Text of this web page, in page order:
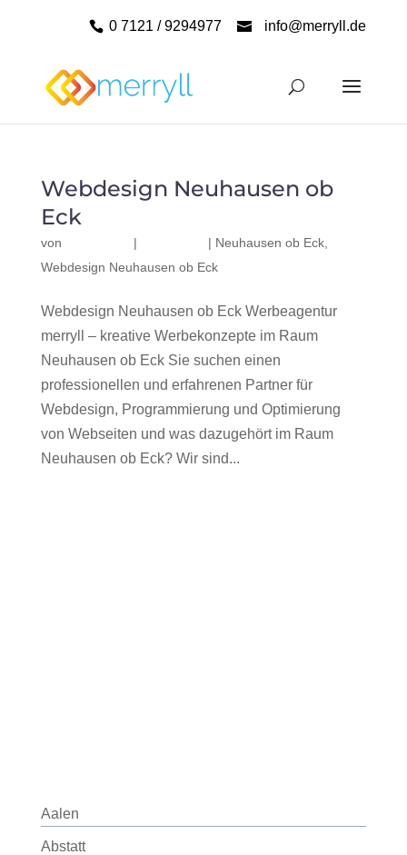
0 7121 / 9294977 info@merryll.de
Webdesign Neuhausen ob
Eck
von | | Neuhausen ob Eck,
Webdesign Neuhausen ob Eck
Webdesign Neuhausen ob Eck Werbeagentur
merryll – kreative Werbekonzepte im Raum
Neuhausen ob Eck Sie suchen einen
professionellen und erfahrenen Partner für
Webdesign, Programmierung und Optimierung
von Webseiten und was dazugehört im Raum
Neuhausen ob Eck? Wir sind...
Aalen
Abstatt